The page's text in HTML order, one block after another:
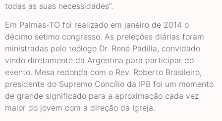
todas as suas necessidades”.
Em Palmas-TO foi realizado em janeiro de 2014 o
décimo sétimo congresso. As preleções diárias foram
ministradas pelo teólogo Dr. René Padilla, convidado
vindo diretamente da Argentina para participar do
evento. Mesa redonda com o Rev. Roberto Brasileiro,
presidente do Supremo Concílio da IPB foi um momento
de grande significado para a aproximação cada vez
maior do jovem com a direção da Igreja.